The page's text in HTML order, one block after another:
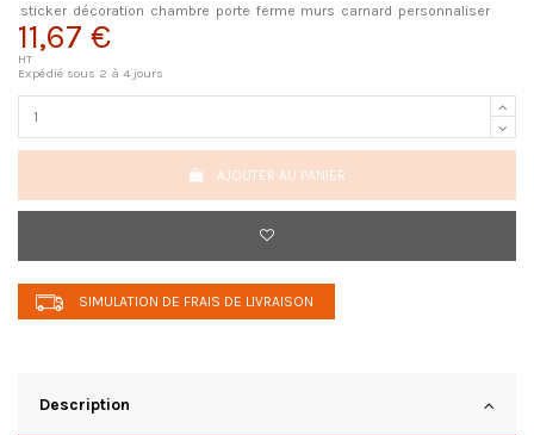
sticker décoration chambre porte ferme murs carnard personnaliser
11,67 €
HT
Expédié sous 2 à 4 jours
AJOUTER AU PANIER
SIMULATION DE FRAIS DE LIVRAISON
Description